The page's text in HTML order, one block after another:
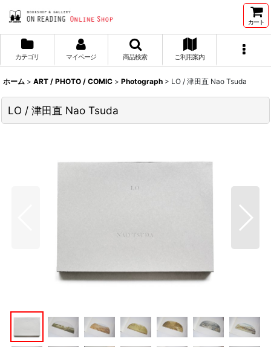
カート
カテゴリ マイページ 商品検索 ご利用案内
ホーム > ART / PHOTO / COMIC > Photograph > LO / 津田直 Nao Tsuda
LO / 津田直 Nao Tsuda